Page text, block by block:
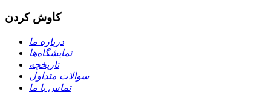
کاوش کردن
درباره ما
نمایشگاه‌ها
تاریخچه
سوالات متداول
تماس با ما